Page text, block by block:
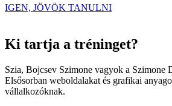
IGEN, JÖVÖK TANULNI
Ki tartja a tréninget?
Szia, Bojcsev Szimone vagyok a Szimone
Elsősorban weboldalakat és grafikai
vállalkozóknak.